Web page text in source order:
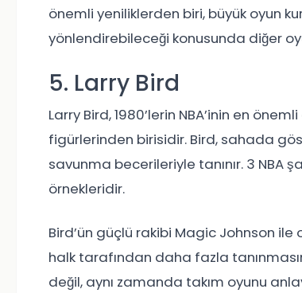
önemli yeniliklerden biri, büyük oyun
yönlendirebileceği konusunda diğer
5. Larry Bird
Larry Bird, 1980’lerin NBA’inin en
figürlerinden birisidir. Bird, sahada
savunma becerileriyle tanınır. 3 NBA
örnekleridir.
Bird’ün güçlü rakibi Magic Johnson ile
halk tarafından daha fazla
değil, aynı zamanda takım oyunu